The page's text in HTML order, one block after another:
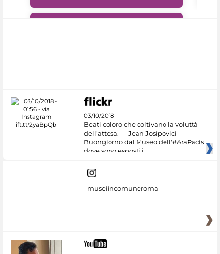
03/10/2018
Beati coloro che coltivano la voluttà
dell'attesa. — Jean Josipovici
Buongiorno dal Museo dell'#AraPacis
dove sono esposti i
museiincomuneroma